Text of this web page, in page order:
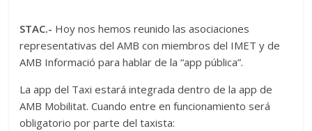
STAC.- Hoy nos hemos reunido las asociaciones
representativas del AMB con miembros del IMET y de
AMB Informació para hablar de la “app pública”.
La app del Taxi estará integrada dentro de la app de
AMB Mobilitat. Cuando entre en funcionamiento será
obligatorio por parte del taxista: